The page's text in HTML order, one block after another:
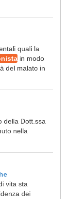
quali la
in modo
del malato in
della Dott.ssa
nella
vita sta
dei